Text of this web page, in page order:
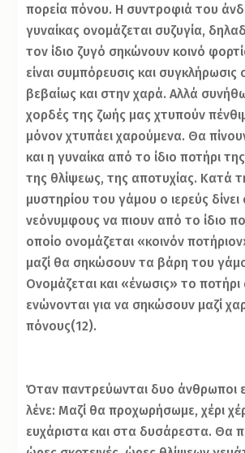
πορεία πόνου. Η συντροφιά του
γυναίκας ονομάζεται συζυγία,
τον ίδιο ζυγό σηκώνουν κοινό
είναι συμπόρευσις και
βεβαίως και στην χαρά. Αλλά
χορδές της ζωής μας χτυπούν
μόνον χτυπάει χαρούμενα. Θα
και η γυναίκα από το ίδιο ποτήρι
της θλίψεως, της αποτυχίας. Κατά
μυστηρίου του γάμου ο ιερεύς
νεόνυμφους να πιουν από το ίδιο
οποίο ονομάζεται «κοινόν
μαζί θα σηκώσουν τα βάρη του
Ονομάζεται και «ένωσις» το ποτήρι
ενώνονται για να σηκώσουν μαζί
πόνους(12).
Όταν παντρεύωνται δυο άνθρωποι
λένε: Μαζί θα προχωρήσωμε, χέρι
ευχάριστα και στα δυσάρεστα. Θα